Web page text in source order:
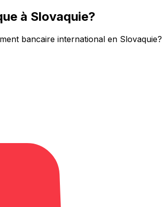
à Slovaquie?
bancaire international en
souvent ceux des grandes